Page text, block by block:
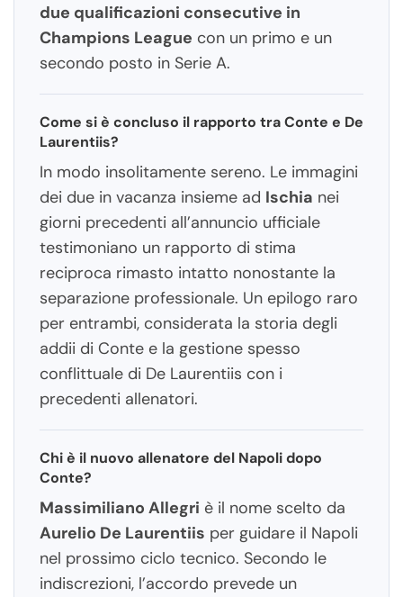
due qualificazioni consecutive in
Champions League con un primo e un
secondo posto in Serie A.
Come si è concluso il rapporto tra Conte e De
Laurentiis?
In modo insolitamente sereno. Le immagini
dei due in vacanza insieme ad Ischia nei
giorni precedenti all’annuncio ufficiale
testimoniano un rapporto di stima
reciproca rimasto intatto nonostante la
separazione professionale. Un epilogo raro
per entrambi, considerata la storia degli
addii di Conte e la gestione spesso
conflittuale di De Laurentiis con i
precedenti allenatori.
Chi è il nuovo allenatore del Napoli dopo
Conte?
Massimiliano Allegri è il nome scelto da
Aurelio De Laurentiis per guidare il Napoli
nel prossimo ciclo tecnico. Secondo le
indiscrezioni, l’accordo prevede un